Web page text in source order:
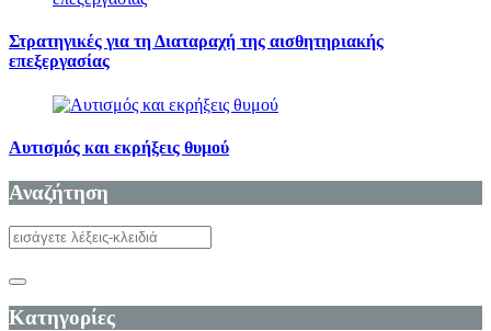
Στρατηγικές για τη Διαταραχή της αισθητηριακής
επεξεργασίας
Αυτισμός και εκρήξεις θυμού
Αναζήτηση
Κατηγορίες